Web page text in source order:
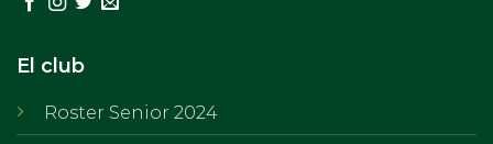
El club
Roster Senior 2024